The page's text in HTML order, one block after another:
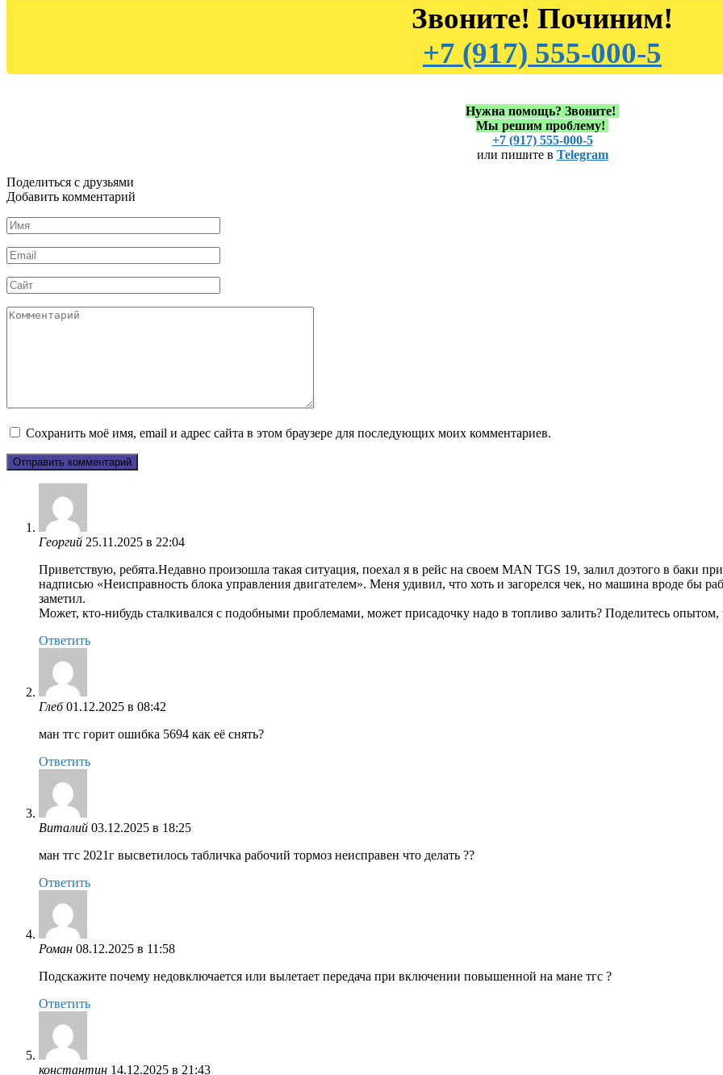
Звоните! Починим!
+7 (917) 555-000-5
Нужна помощь? Звоните!
Мы решим проблему!
+7 (917) 555-000-5
или пишите в Telegram
Поделиться с друзьями
Добавить комментарий
Имя
*
Email
*
Сайт
Комментарий
Сохранить моё имя, email и адрес сайта в этом браузере для последующих моих комментариев.
Георгий 25.11.2025 в 22:04
Приветствую, ребята.Недавно произошла такая ситуация, поехал я в рейс на своем MAN TGS 19, залил доэтого в баки
надписью «Неисправность блока управления двигателем». Меня удивил, что хоть и загорелся чек, но машина вроде бы
заметил.
Может, кто-нибудь сталкивался с подобными проблемами, может присадочку надо в топливо залить? Поделитесь опытом,
Ответить
Глеб 01.12.2025 в 08:42
ман тгс горит ошибка 5694 как её снять?
Ответить
Виталий 03.12.2025 в 18:25
ман тгс 2021г высветилось табличка рабочий тормоз неисправен что делать ??
Ответить
Роман 08.12.2025 в 11:58
Подскажите почему недовключается или вылетает передача при включении повышенной на мане тгс ?
Ответить
константин 14.12.2025 в 21:43